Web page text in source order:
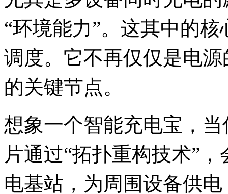
“环境能力”。这其中的
调度。它不再仅仅是电
的关键节点。
想象一个智能充电宝，
片通过“拓扑重构技术”
电基站，为周围设备供